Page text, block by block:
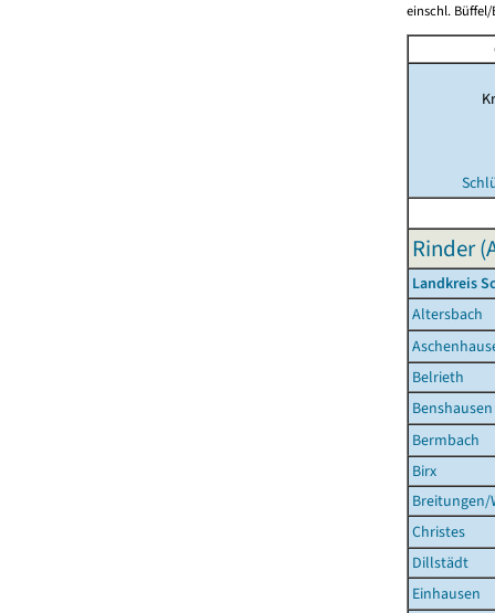
einschl. Büffel/
Rinder
Landkreis
Altersbach
Belrieth
Benshausen
Bermbach
Birx
Breitungen/
Christes
Dillstädt
Einhausen